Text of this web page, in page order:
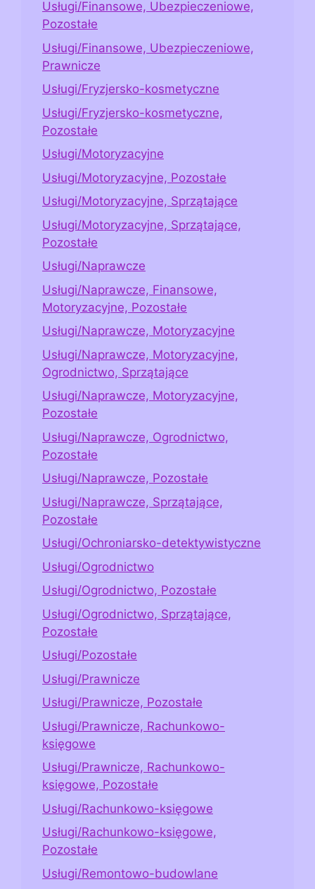
Usługi/Finansowe, Ubezpieczeniowe,
Pozostałe
Usługi/Finansowe, Ubezpieczeniowe,
Prawnicze
Usługi/Fryzjersko-kosmetyczne
Usługi/Fryzjersko-kosmetyczne,
Pozostałe
Usługi/Motoryzacyjne
Usługi/Motoryzacyjne, Pozostałe
Usługi/Motoryzacyjne, Sprzątające
Usługi/Motoryzacyjne, Sprzątające,
Pozostałe
Usługi/Naprawcze
Usługi/Naprawcze, Finansowe,
Motoryzacyjne, Pozostałe
Usługi/Naprawcze, Motoryzacyjne
Usługi/Naprawcze, Motoryzacyjne,
Ogrodnictwo, Sprzątające
Usługi/Naprawcze, Motoryzacyjne,
Pozostałe
Usługi/Naprawcze, Ogrodnictwo,
Pozostałe
Usługi/Naprawcze, Pozostałe
Usługi/Naprawcze, Sprzątające,
Pozostałe
Usługi/Ochroniarsko-detektywistyczne
Usługi/Ogrodnictwo
Usługi/Ogrodnictwo, Pozostałe
Usługi/Ogrodnictwo, Sprzątające,
Pozostałe
Usługi/Pozostałe
Usługi/Prawnicze
Usługi/Prawnicze, Pozostałe
Usługi/Prawnicze, Rachunkowo-
księgowe
Usługi/Prawnicze, Rachunkowo-
księgowe, Pozostałe
Usługi/Rachunkowo-księgowe
Usługi/Rachunkowo-księgowe,
Pozostałe
Usługi/Remontowo-budowlane